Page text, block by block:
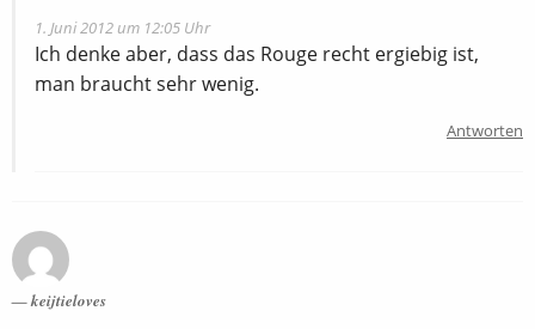
1. Juni 2012 um 12:05 Uhr
Ich denke aber, dass das Rouge recht ergiebig ist,
man braucht sehr wenig.
Antworten
keijtieloves